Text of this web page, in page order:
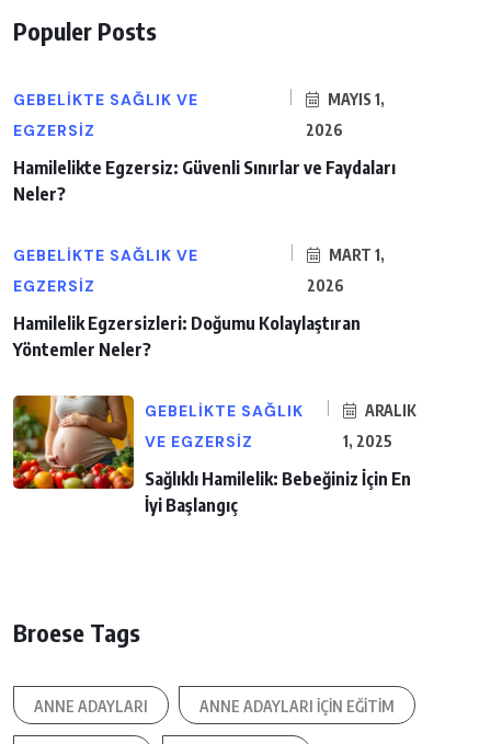
Populer Posts
GEBELIKTE SAĞLIK VE
EGZERSIZ
MAYIS 1,
2026
Hamilelikte Egzersiz: Güvenli Sınırlar ve Faydaları
Neler?
GEBELIKTE SAĞLIK VE
EGZERSIZ
MART 1,
2026
Hamilelik Egzersizleri: Doğumu Kolaylaştıran
Yöntemler Neler?
GEBELIKTE SAĞLIK
VE EGZERSIZ
ARALIK
1, 2025
Sağlıklı Hamilelik: Bebeğiniz İçin En
İyi Başlangıç
Broese Tags
ANNE ADAYLARI ANNE ADAYLARI IÇIN EĞITIM